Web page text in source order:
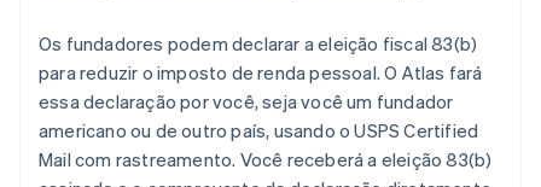
Os fundadores podem declarar a eleição fiscal 83(b)
para reduzir o imposto de renda pessoal. O Atlas fará
essa declaração por você, seja você um fundador
americano ou de outro país, usando o USPS Certified
Mail com rastreamento. Você receberá a eleição 83(b)